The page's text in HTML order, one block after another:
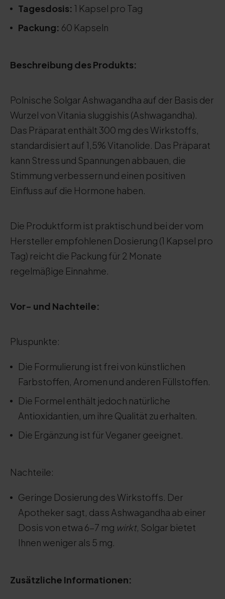
Tagesdosis: 1 Kapsel pro Tag
Packung: 60 Kapseln
Beschreibung des Produkts:
Polnische Solgar Ashwagandha auf der Basis der
Wurzel von Vitania sluggishis (Ashwagandha).
Das Präparat enthält 300 mg des Wirkstoffs,
standardisiert auf 1,5% Vitanolide. Das Präparat
kann Stress und Spannungen abbauen, die
Stimmung verbessern und einen positiven
Einfluss auf die Hormone haben.
Die Produktform ist praktisch und bei der vom
Hersteller empfohlenen Dosierung (1 Kapsel pro
Tag) reicht die Packung für 2 Monate
regelmäßige Einnahme.
Vor- und Nachteile:
Pluspunkte:
Die Formulierung ist frei von künstlichen
Farbstoffen, Aromen und anderen Füllstoffen.
Die Formel enthält jedoch natürliche
Antioxidantien, um ihre Qualität zu erhalten.
Die Ergänzung ist für Veganer geeignet.
Nachteile:
Geringe Dosierung des Wirkstoffs. Der
Apotheker sagt, dass Ashwagandha ab einer
Dosis von etwa 6-7 mg wirkt, Solgar bietet
Ihnen weniger als 5 mg.
Zusätzliche Informationen: